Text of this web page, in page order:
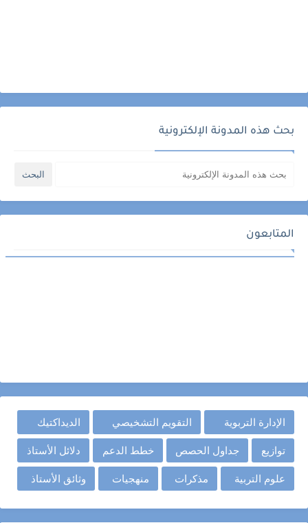
بحث هذه المدونة الإلكترونية
المتابعون
الإدارة التربوية التقويم التشخيصي الديداكتيك
توازيع جداول الحصص خطط الدعم دلائل الأستاذ
علوم التربية مذكرات منهجيات وثائق الأستاذ